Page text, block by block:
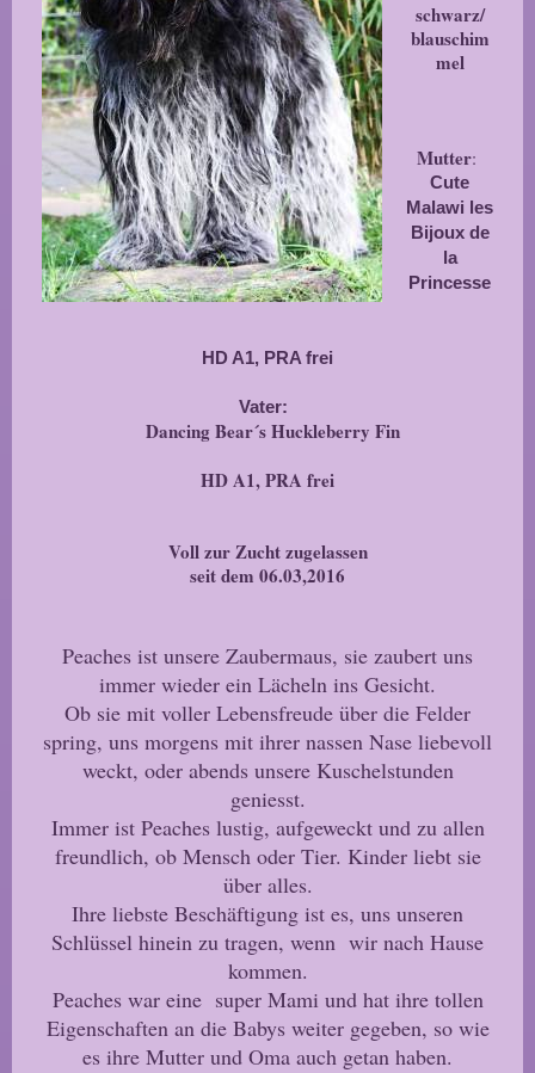
schwarz/
blauschim
mel
Mutter:
Cute
Malawi les
Bijoux de
la
Princesse
HD A1, PRA frei
Vater:
Dancing Bear´s Huckleberry Fin
HD A1, PRA frei
Voll zur Zucht zugelassen
seit dem 06.03,2016
Peaches ist unsere Zaubermaus, sie zaubert uns
immer wieder ein Lächeln ins Gesicht.
Ob sie mit voller Lebensfreude über die Felder
spring, uns morgens mit ihrer nassen Nase liebevoll
weckt, oder abends unsere Kuschelstunden
geniesst.
Immer ist Peaches lustig, aufgeweckt und zu allen
freundlich, ob Mensch oder Tier. Kinder liebt sie
über alles.
Ihre liebste Beschäftigung ist es, uns unseren
Schlüssel hinein zu tragen, wenn wir nach Hause
kommen.
Peaches war eine super Mami und hat ihre tollen
Eigenschaften an die Babys weiter gegeben, so wie
es ihre Mutter und Oma auch getan haben.